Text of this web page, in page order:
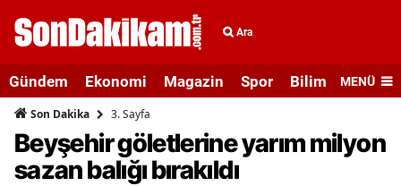
Ara
Gündem Ekonomi Magazin Spor Bilim veMENÜ
Son Dakika 3. Sayfa
Beyşehir göletlerine yarım milyon
sazan balığı bırakıldı